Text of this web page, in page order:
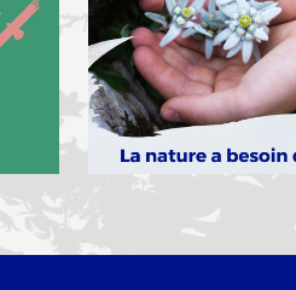
Lacs d’altitude : peut-on s'y
baigner ?
Lire la suite